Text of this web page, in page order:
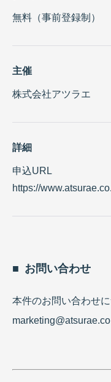
無料 （事前登録制）
主催
株式会社アツラエ
詳細
申込URL
https://
お問い合わせ
本件のお問い合わせ